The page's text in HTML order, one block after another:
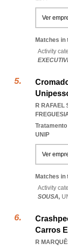
Ver
Matches in
Activity
R RAFAEL
UNIP
Ver
Matches in
Activity
SOUSA,
Carros
R